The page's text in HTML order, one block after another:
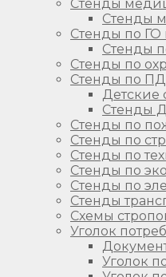
Стенды
Стенды
Стенды по ГО
Стенды
Стенды по
Стенды по
Детские
Стенды
Стенды по
Стенды по
Стенды по
Стенды по
Стенды по
Стенды
Схемы
Уголок
Уголок